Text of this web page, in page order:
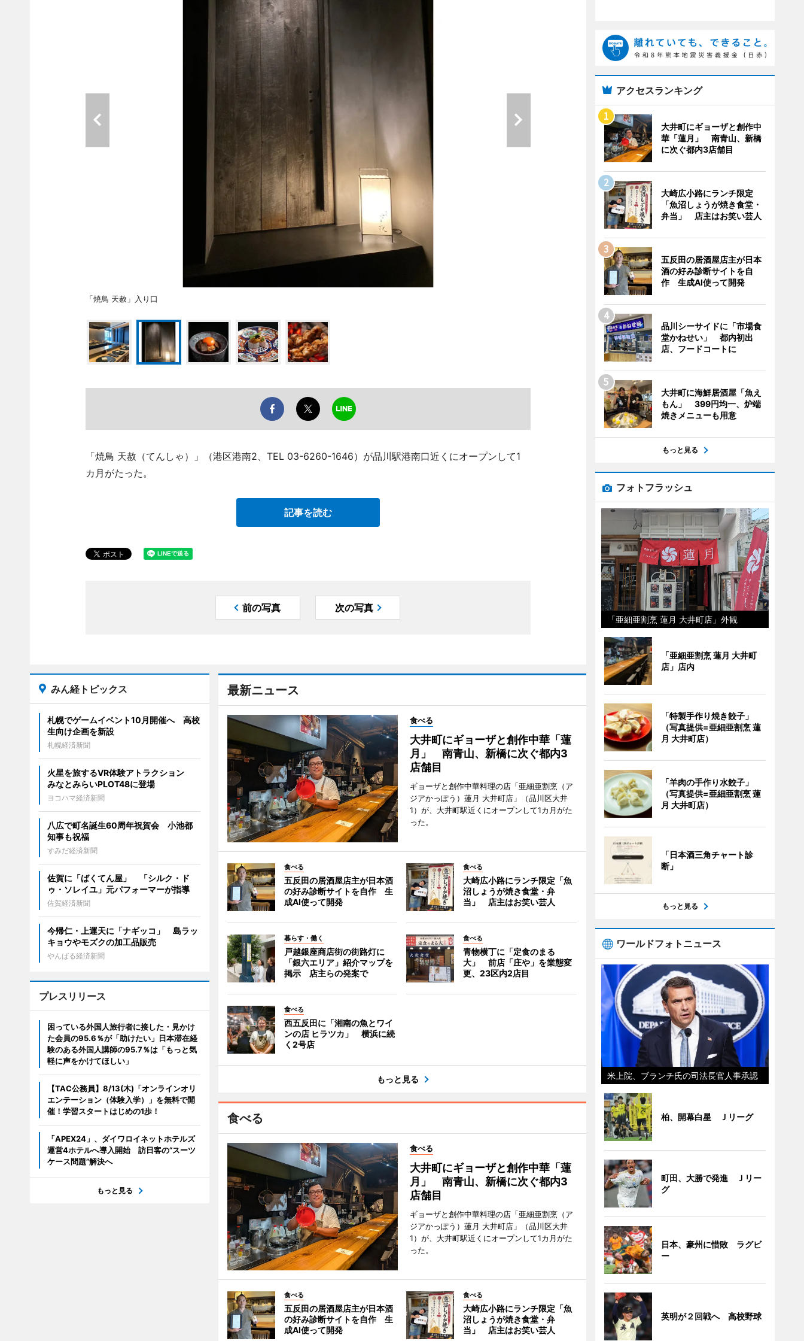
「焼鳥 天赦」入り口
「焼鳥 天赦（てんしゃ）」（港区港南2、TEL 03-6260-1646）が品川駅港南口近くにオープンして1
カ月がたった。
記事を読む
前の写真 次の写真
最新ニュース
食べる
大井町にギョーザと創作中華「蓮
月」 南青山、新橋に次ぐ都内3
店舗目
ギョーザと創作中華料理の店「亜細亜割烹（ア
ジアかっぽう）蓮月 大井町店」（品川区大井
1）が、大井町駅近くにオープンして1カ月がた
った。
食べる
五反田の居酒屋店主が日本酒
の好み診断サイトを自作 生
成AI使って開発
食べる
大崎広小路にランチ限定「魚
沼しょうが焼き食堂・弁
当」 店主はお笑い芸人
暮らす・働く
戸越銀座商店街の街路灯に
「銀六エリア」紹介マップを
掲示 店主らの発案で
食べる
青物横丁に「定食のまる
大」 前店「庄や」を業態変
更、23区内2店目
食べる
西五反田に「湘南の魚とワイ
ンの店 ヒラツカ」 横浜に続
く2号店
もっと見る
食べる
食べる
大井町にギョーザと創作中華「蓮
月」 南青山、新橋に次ぐ都内3
店舗目
ギョーザと創作中華料理の店「亜細亜割烹（ア
ジアかっぽう）蓮月 大井町店」（品川区大井
1）が、大井町駅近くにオープンして1カ月がた
った。
食べる
五反田の居酒屋店主が日本酒
の好み診断サイトを自作 生
成AI使って開発
食べる
大崎広小路にランチ限定「魚
沼しょうが焼き食堂・弁
当」 店主はお笑い芸人
みん経トピックス
札幌でゲームイベント10月開催へ 高校
生向け企画を新設
札幌経済新聞
火星を旅するVR体験アトラクション
みなとみらいPLOT48に登場
ヨコハマ経済新聞
八広で町名誕生60周年祝賀会 小池都
知事も祝福
すみだ経済新聞
佐賀に「ばくてん屋」 「シルク・ド
ゥ・ソレイユ」元パフォーマーが指導
佐賀経済新聞
今帰仁・上運天に「ナギッコ」 島ラッ
キョウやモズクの加工品販売
やんばる経済新聞
プレスリリース
困っている外国人旅行者に接した・見かけ
た会員の95.6％が「助けたい」日本滞在経
験のある外国人講師の95.7％は「もっと気
軽に声をかけてほしい」
【TAC公務員】8/13(木)「オンラインオリ
エンテーション（体験入学）」を無料で開
催！学習スタートはじめの1歩！
「APEX24」、ダイワロイネットホテルズ
運営4ホテルへ導入開始 訪日客の“スーツ
ケース問題”解決へ
もっと見る
アクセスランキング
大井町にギョーザと創作中
華「蓮月」 南青山、新橋
に次ぐ都内3店舗目
大崎広小路にランチ限定
「魚沼しょうが焼き食堂・
弁当」 店主はお笑い芸人
五反田の居酒屋店主が日本
酒の好み診断サイトを自
作 生成AI使って開発
品川シーサイドに「市場食
堂かねせい」 都内初出
店、フードコートに
大井町に海鮮居酒屋「魚え
もん」 399円均一、炉端
焼きメニューも用意
もっと見る
フォトフラッシュ
「亜細亜割烹 蓮月 大井町店」外観
「亜細亜割烹 蓮月 大井町
店」店内
「特製手作り焼き餃子」
（写真提供=亜細亜割烹 蓮
月 大井町店）
「羊肉の手作り水餃子」
（写真提供=亜細亜割烹 蓮
月 大井町店）
「日本酒三角チャート診
断」
もっと見る
ワールドフォトニュース
米上院、ブランチ氏の司法長官人事承認
柏、開幕白星 Ｊリーグ
町田、大勝で発進 Ｊリー
グ
日本、豪州に惜敗 ラグビ
ー
英明が２回戦へ 高校野球